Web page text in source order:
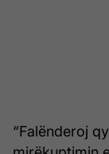
“Falënderoj